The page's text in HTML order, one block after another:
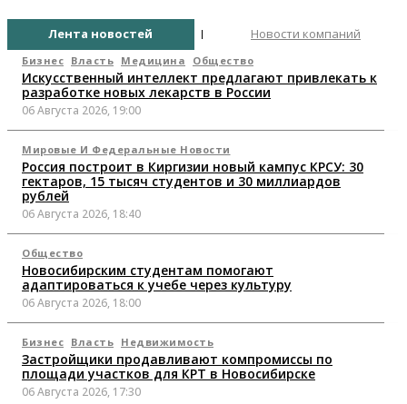
Лента новостей Новости компаний
Бизнес Власть Медицина Общество
Искусственный интеллект предлагают привлекать к
разработке новых лекарств в России
06 Августа 2026, 19:00
Мировые И Федеральные Новости
Россия построит в Киргизии новый кампус КРСУ: 30
гектаров, 15 тысяч студентов и 30 миллиардов
рублей
06 Августа 2026, 18:40
Общество
Новосибирским студентам помогают
адаптироваться к учебе через культуру
06 Августа 2026, 18:00
Бизнес Власть Недвижимость
Застройщики продавливают компромиссы по
площади участков для КРТ в Новосибирске
06 Августа 2026, 17:30